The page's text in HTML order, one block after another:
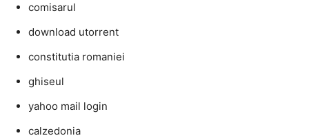
comisarul
download utorrent
constitutia romaniei
ghiseul
yahoo mail login
calzedonia